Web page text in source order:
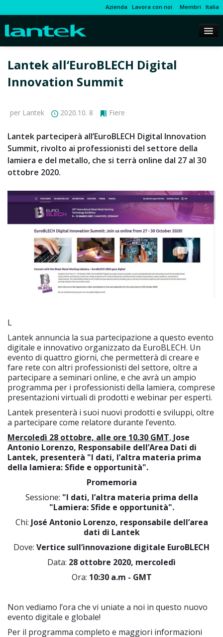
Azienda Lavora con noi Membri Italia
Lantek all‘EuroBLECH Digital
Innovation Summit
per Lantek 2020.10. 8 Fiere
Lantek parteciperà all’EuroBLECH Digital Innovation
Summit, rivolto ai professionisti del settore della
lamiera e del metallo, che si terrà online dal 27 al 30
ottobre 2020.
L
Lantek annuncia la sua partecipazione a questo evento
digitale e innovativo organizzato da EuroBLECH. Un
evento di quattro giorni, che permetterà di creare e
fare rete con altri professionisti del settore, oltre a
partecipare a seminari online, e che avrà un ampio
programma per i professionisti della lamiera, comprese
presentazioni virtuali di prodotti e webinar per esperti.
Lantek presenterà i suoi nuovi prodotti e sviluppi, oltre
a partecipare come relatore durante l’evento.
Mercoledì 28 ottobre, alle ore 10.30 GMT, Jose
Antonio Lorenzo, Responsabile dell’Area Dati di
Lantek, presenterà "I dati, l’altra materia prima
della lamiera: Sfide e opportunità".
Promemoria
Sessione: "I dati, l’altra materia prima della
"Lamiera: Sfide e opportunità".
Chi: José Antonio Lorenzo, responsabile dell’area
dati di Lantek
Dove: Vertice sull’innovazione digitale EuroBLECH
Data: 28 ottobre 2020, mercoledì
Ora: 10:30 a.m - GMT
Non vediamo l’ora che vi uniate a noi in questo nuovo
evento digitale e globale!
Per il programma completo e maggiori informazioni